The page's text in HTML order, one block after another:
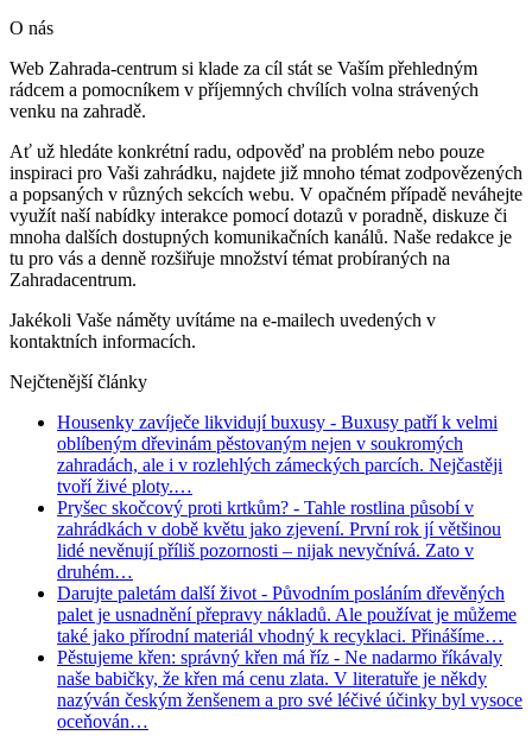
O nás
Web Zahrada-centrum si klade za cíl stát se Vaším přehledným
rádcem a pomocníkem v příjemných chvílích volna strávených
venku na zahradě.
Ať už hledáte konkrétní radu, odpověď na problém nebo pouze
inspiraci pro Vaši zahrádku, najdete již mnoho témat zodpovězených
a popsaných v různých sekcích webu. V opačném případě neváhejte
využít naší nabídky interakce pomocí dotazů v poradně, diskuze či
mnoha dalších dostupných komunikačních kanálů. Naše redakce je
tu pro vás a denně rozšiřuje množství témat probíraných na
Zahradacentrum.
Jakékoli Vaše náměty uvítáme na e-mailech uvedených v
kontaktních informacích.
Nejčtenější články
Housenky zavíječe likvidují buxusy - Buxusy patří k velmi
oblíbeným dřevinám pěstovaným nejen v soukromých
zahradách, ale i v rozlehlých zámeckých parcích. Nejčastěji
tvoří živé ploty.…
Pryšec skočcový proti krtkům? - Tahle rostlina působí v
zahrádkách v době květu jako zjevení. První rok jí většinou
lidé nevěnují příliš pozornosti – nijak nevyčnívá. Zato v
druhém…
Darujte paletám další život - Původním posláním dřevěných
palet je usnadnění přepravy nákladů. Ale používat je můžeme
také jako přírodní materiál vhodný k recyklaci. Přinášíme…
Pěstujeme křen: správný křen má říz - Ne nadarmo říkávaly
naše babičky, že křen má cenu zlata. V literatuře je někdy
nazýván českým ženšenem a pro své léčivé účinky byl vysoce
oceňován…